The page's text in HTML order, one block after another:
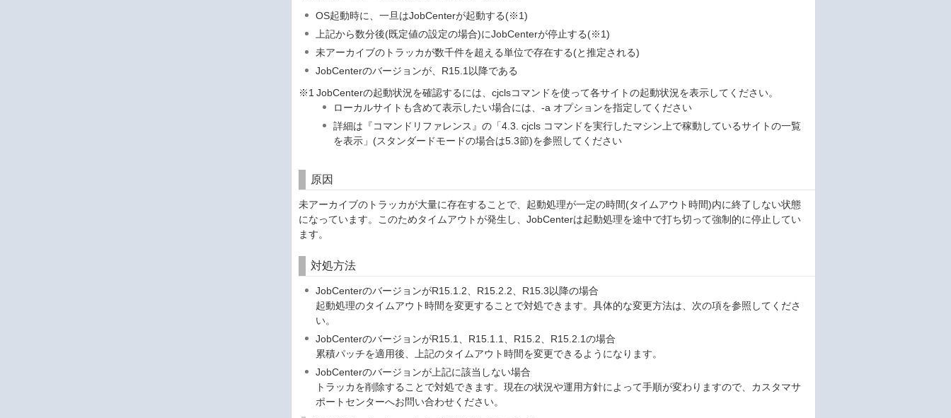
OS起動時に、一旦はJobCenterが起動する(※1)
上記から数分後(既定値の設定の場合)にJobCenterが停止する(※1)
未アーカイブのトラッカが数千件を超える単位で存在する(と推定される)
JobCenterのバージョンが、R15.1以降である
※1 JobCenterの起動状況を確認するには、cjclsコマンドを使って各サイトの起動状況を表示してください。
ローカルサイトも含めて表示したい場合には、-a オプションを指定してください
詳細は『コマンドリファレンス』の「4.3. cjcls コマンドを実行したマシン上で稼動しているサイトの一覧
を表示」(スタンダードモードの場合は5.3節)を参照してください
原因
未アーカイブのトラッカが大量に存在することで、起動処理が一定の時間(タイムアウト時間)内に終了しない状態
になっています。このためタイムアウトが発生し、JobCenterは起動処理を途中で打ち切って強制的に停止してい
ます。
対処方法
JobCenterのバージョンがR15.1.2、R15.2.2、R15.3以降の場合
起動処理のタイムアウト時間を変更することで対処できます。具体的な変更方法は、次の項を参照してくださ
い。
JobCenterのバージョンがR15.1、R15.1.1、R15.2、R15.2.1の場合
累積パッチを適用後、上記のタイムアウト時間を変更できるようになります。
JobCenterのバージョンが上記に該当しない場合
トラッカを削除することで対処できます。現在の状況や運用方針によって手順が変わりますので、カスタマサ
ポートセンターへお問い合わせください。